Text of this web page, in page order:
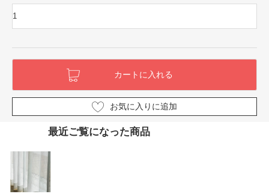
お気に入りに追加
最近ご覧になった商品